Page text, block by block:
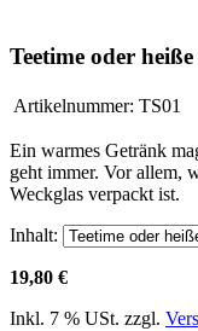
Teetime oder
Artikelnummer: TS01
Ein warmes Getränk
geht immer. Vor allem,
Weckglas verpackt ist.
Inhalt:
19,80 €
Inkl. 7 % USt. zzgl.